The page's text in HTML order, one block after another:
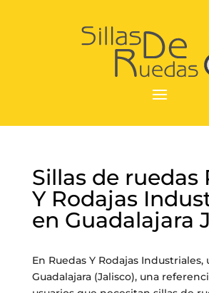
Sillas de ruedas
Y Rodajas
en Guadalajara
En Ruedas Y Rodajas Industriales,
Guadalajara (Jalisco), una